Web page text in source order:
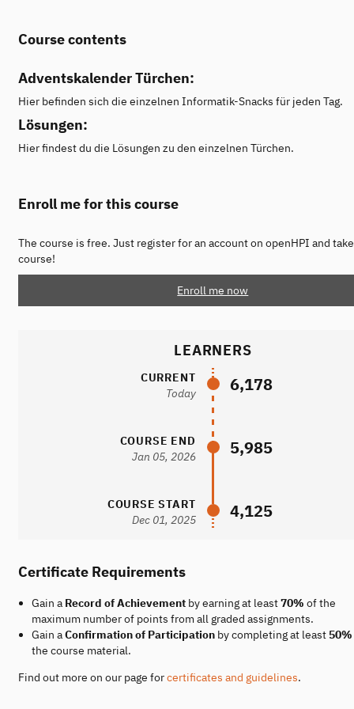
Course contents
Adventskalender Türchen:
Hier befinden sich die einzelnen Informatik-Snacks für jeden Tag.
Lösungen:
Hier findest du die Lösungen zu den einzelnen Türchen.
Enroll me for this course
The course is free. Just register for an account on openHPI and
course!
Enroll me now
LEARNERS
CURRENT
Today
6,178
COURSE END
Jan 05, 2026
5,985
COURSE START
Dec 01, 2025
4,125
Certificate Requirements
Gain a Record of Achievementby earning at least70% of the
maximum number of points from all graded assignments.
Gain aConfirmation of Participationby completing at least 50%
the course material.
Find out more on our page forcertificates and guidelines.